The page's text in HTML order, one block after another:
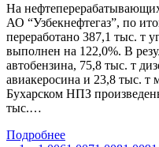
На
АО “Узбекнефтегаз”, по
переработано 387,1 тыс. т
выполнен на 122,0%. В
автобензина, 75,8 тыс. т
авиакеросина и 23,8 тыс. т
Бухарском НПЗ
тыс.…
Подробнее